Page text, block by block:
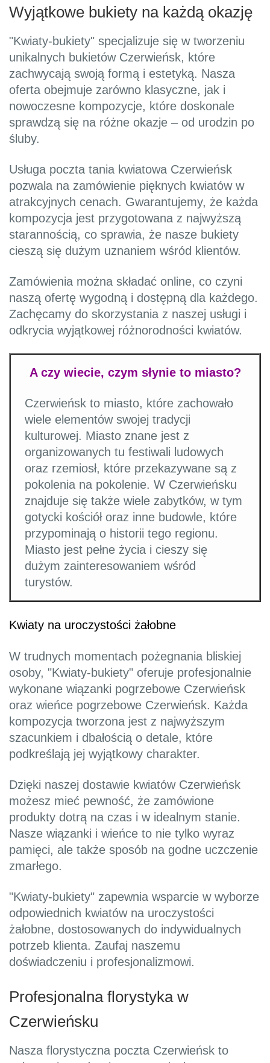
Wyjątkowe bukiety na każdą okazję
"Kwiaty-bukiety" specjalizuje się w tworzeniu
unikalnych bukietów Czerwieńsk, które
zachwycają swoją formą i estetyką. Nasza
oferta obejmuje zarówno klasyczne, jak i
nowoczesne kompozycje, które doskonale
sprawdzą się na różne okazje – od urodzin po
śluby.
Usługa poczta tania kwiatowa Czerwieńsk
pozwala na zamówienie pięknych kwiatów w
atrakcyjnych cenach. Gwarantujemy, że każda
kompozycja jest przygotowana z najwyższą
starannością, co sprawia, że nasze bukiety
cieszą się dużym uznaniem wśród klientów.
Zamówienia można składać online, co czyni
naszą ofertę wygodną i dostępną dla każdego.
Zachęcamy do skorzystania z naszej usługi i
odkrycia wyjątkowej różnorodności kwiatów.
A czy wiecie, czym słynie to miasto?
Czerwieńsk to miasto, które zachowało
wiele elementów swojej tradycji
kulturowej. Miasto znane jest z
organizowanych tu festiwali ludowych
oraz rzemiosł, które przekazywane są z
pokolenia na pokolenie. W Czerwieńsku
znajduje się także wiele zabytków, w tym
gotycki kościół oraz inne budowle, które
przypominają o historii tego regionu.
Miasto jest pełne życia i cieszy się
dużym zainteresowaniem wśród
turystów.
Kwiaty na uroczystości żałobne
W trudnych momentach pożegnania bliskiej
osoby, "Kwiaty-bukiety" oferuje profesjonalnie
wykonane wiązanki pogrzebowe Czerwieńsk
oraz wieńce pogrzebowe Czerwieńsk. Każda
kompozycja tworzona jest z najwyższym
szacunkiem i dbałością o detale, które
podkreślają jej wyjątkowy charakter.
Dzięki naszej dostawie kwiatów Czerwieńsk
możesz mieć pewność, że zamówione
produkty dotrą na czas i w idealnym stanie.
Nasze wiązanki i wieńce to nie tylko wyraz
pamięci, ale także sposób na godne uczczenie
zmarłego.
"Kwiaty-bukiety" zapewnia wsparcie w wyborze
odpowiednich kwiatów na uroczystości
żałobne, dostosowanych do indywidualnych
potrzeb klienta. Zaufaj naszemu
doświadczeniu i profesjonalizmowi.
Profesjonalna florystyka w
Czerwieńsku
Nasza florystyczna poczta Czerwieńsk to